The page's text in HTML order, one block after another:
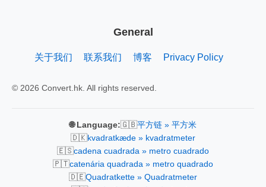
General
关于我们 联系我们 博客 Privacy Policy
© 2026 Convert.hk. All rights reserved.
🌐 Language:🇬🇧平方链 » 平方米
🇩🇰kvadratkæde » kvadratmeter
🇪🇸cadena cuadrada » metro cuadrado
🇵🇹catenária quadrada » metro quadrado
🇩🇪Quadratkette » Quadratmeter